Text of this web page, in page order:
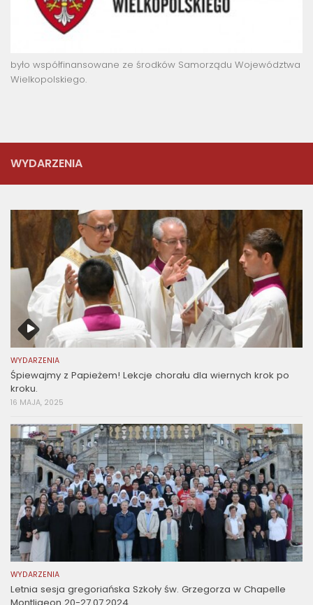
było współfinansowane ze środków Samorządu Województwa
Wielkopolskiego.
WYDARZENIA
WYDARZENIA
Śpiewajmy z Papieżem! Lekcje chorału dla wiernych krok po
kroku.
16 MAJA, 2025
WYDARZENIA
Letnia sesja gregoriańska Szkoły św. Grzegorza w Chapelle
Montligeon 20-27.07.2024